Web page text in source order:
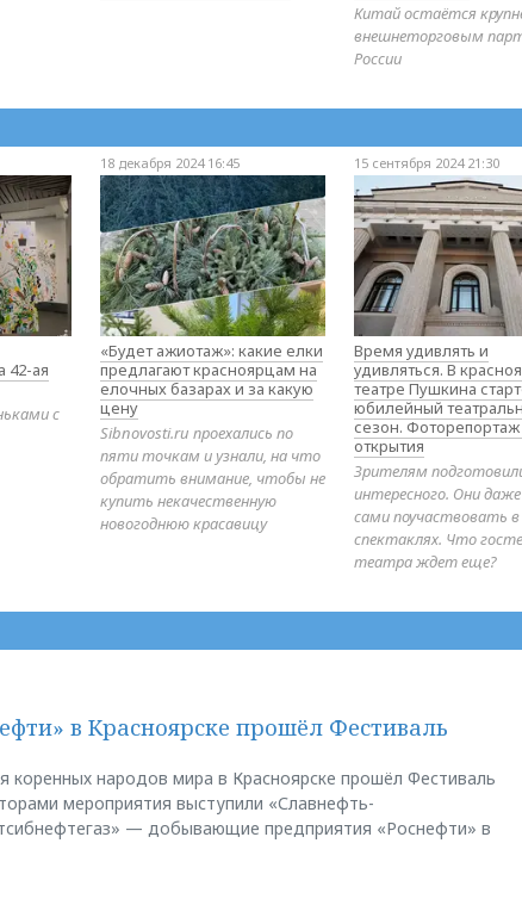
Китай остаётся
внешнеторговым
России
42-ая
с
18 декабря 2024 16:45
«Будет ажиотаж»: какие елки
предлагают красноярцам на
елочных базарах и за какую
цену
Sibnovosti.ru проехались по
пяти точкам и узнали, на что
обратить внимание, чтобы не
купить некачественную
новогоднюю красавицу
15 сентября 2024 21:30
Время удивлять и
удивляться. В
театре Пушкина
юбилейный
сезон. Фоторепортаж
открытия
Зрителям
интересного. Они
сами поучаствовать в
спектаклях. Что
театра ждет еще?
в Красноярске прошёл Фестиваль
народов мира в Красноярске прошёл Фестиваль
мероприятия выступили «Славнефть-
— добывающие предприятия «Роснефти» в